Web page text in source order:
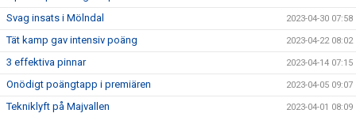
Svag insats i Mölndal 2023-04-30 07:58
Tät kamp gav intensiv poäng 2023-04-22 08:02
3 effektiva pinnar 2023-04-14 07:15
Onödigt poängtapp i premiären 2023-04-05 09:07
Tekniklyft på Majvallen 2023-04-01 08:09